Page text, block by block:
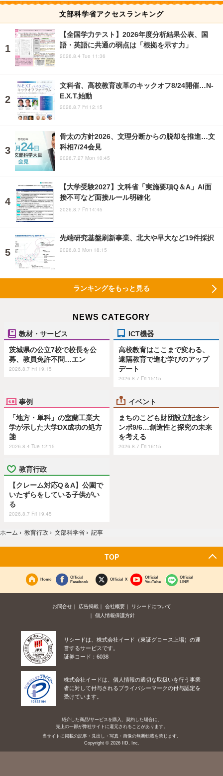
文部科学省アクセスランキング
【全国学力テスト】2026年度分析結果公表、国
語・英語に共通の弱点は「根拠を示す力」
2026.8.4 Tue 11:36
文科省、高校教育改革のキックオフ8/24開催…N-
E.X.T.始動
2026.8.7 Fri 12:15
骨太の方針2026、文理分断からの脱却を推進…文
科相7/24会見
2026.7.27 Mon 10:45
【大学受験2027】文科省「実施要項Q＆A」AI面
接不可など面接ルール明確化
2026.8.7 Fri 14:45
先端研究基盤刷新事業、北大や早大など19件採択
2026.8.3 Mon 18:15
ランキングをもっと見る
NEWS CATEGORY
教材・サービス
茨城県の公立7校で校長を公
募、教員免許不問…エン
2026.8.7 Fri 19:15
ICT機器
高校教育はここまで変わる、
遠隔教育で進む学びのアップ
デート
2026.8.7 Fri 15:15
事例
「地方・単科」の室蘭工業大
学が示した大学DX成功の処方
箋
2026.8.4 Tue 12:15
イベント
まちのこども財団設立記念シ
ンポ9/6…創造性と探究の未来
を考える
2026.8.7 Fri 16:15
教育行政
【クレーム対応Q＆A】公園で
いたずらをしている子供がい
る
2026.8.7 Fri 19:45
ホーム › 教育行政 › 文部科学省 › 記事
TOP
Home
Official
Facebook
Official X
Official
YouTube
Official
LINE
お問合せ 広告掲載 会社概要
リシードについて
個人情報保護方針
リシードは、株式会社イード（東証グロース上場）の運
営するサービスです。
証券コード：6038
株式会社イードは、個人情報の適切な取扱いを行う事業
者に対して付与されるプライバシーマークの付与認定を
受けています。
紹介した商品/サービスを購入、契約した場合に、
売上の一部が弊社サイトに還元されることがあります。
当サイトに掲載の記事・見出し・写真・画像の無断転載を禁じます。
Copyright © 2026 IID, Inc.